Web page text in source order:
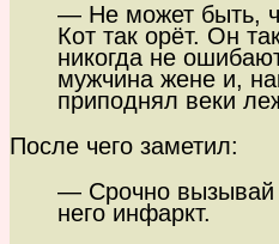
— Не может быть,
Кот так орёт. Он
никогда не
мужчина жене и,
приподнял веки
После чего заметил:
— Срочно вызывай
него инфаркт.